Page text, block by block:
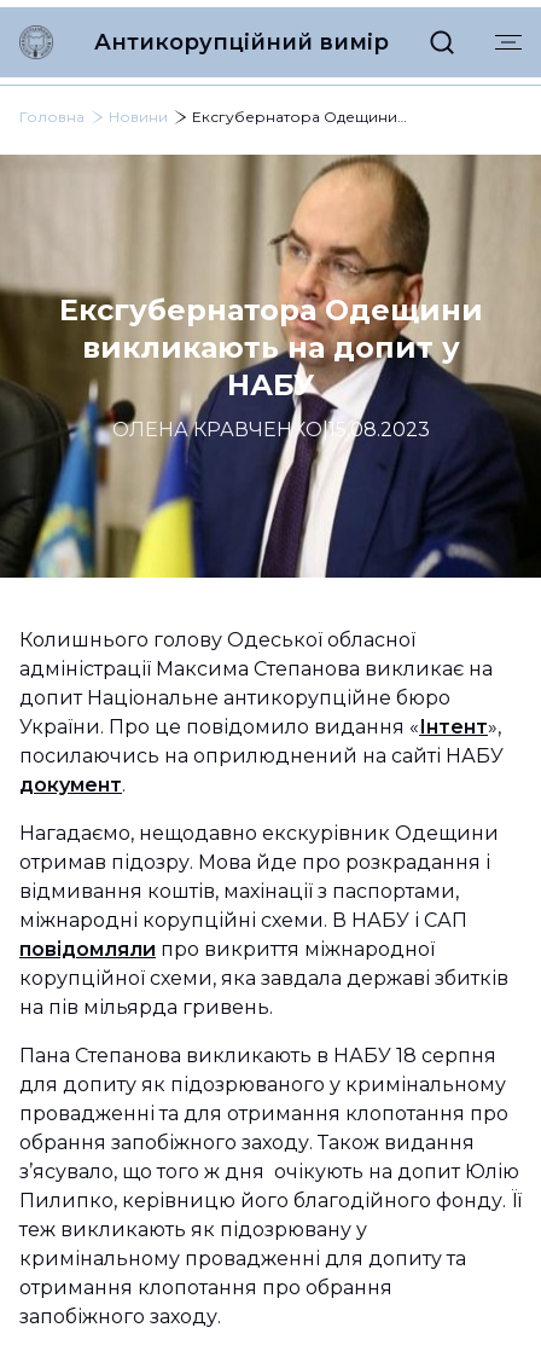
Антикорупційний вимір
Головна Новини Ексгубернатора Одещини викликають на допит у НАБУ
Ексгубернатора Одещини
викликають на допит у
НАБУ
ОЛЕНА КРАВЧЕНКО|15.08.2023
Колишнього голову Одеської обласної
адміністрації Максима Степанова викликає на
допит Національне антикорупційне бюро
України. Про це повідомило видання «Інтент»,
посилаючись на оприлюднений на сайті НАБУ
документ.
Нагадаємо, нещодавно екскурівник Одещини
отримав підозру. Мова йде про розкрадання і
відмивання коштів, махінації з паспортами,
міжнародні корупційні схеми. В НАБУ і САП
повідомляли про викриття міжнародної
корупційної схеми, яка завдала державі збитків
на пів мільярда гривень.
Пана Степанова викликають в НАБУ 18 серпня
для допиту як підозрюваного у кримінальному
провадженні та для отримання клопотання про
обрання запобіжного заходу. Також видання
з’ясувало, що того ж дня очікують на допит Юлію
Пилипко, керівницю його благодійного фонду. Її
теж викликають як підозрювану у
кримінальному провадженні для допиту та
отримання клопотання про обрання
запобіжного заходу.